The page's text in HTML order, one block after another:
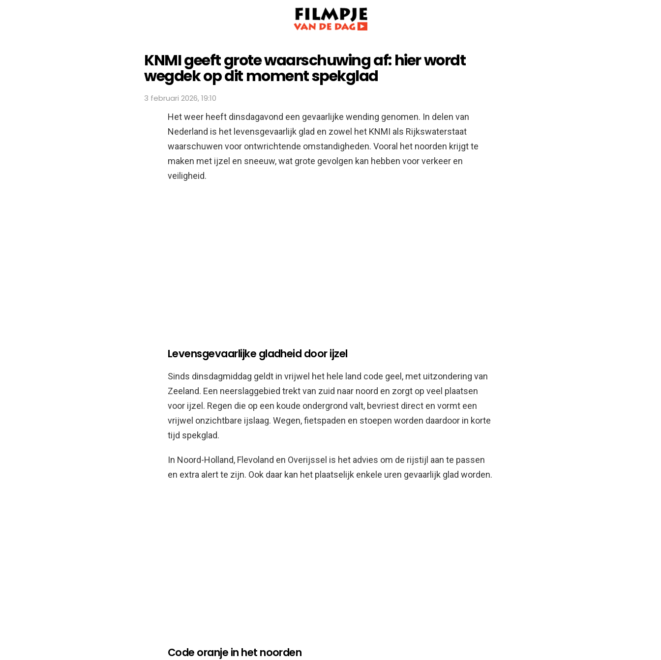
KNMI geeft grote waarschuwing af: hier wordt
wegdek op dit moment spekglad
3 februari 2026, 19:10
Het weer heeft dinsdagavond een gevaarlijke wending genomen. In delen van
Nederland is het levensgevaarlijk glad en zowel het KNMI als Rijkswaterstaat
waarschuwen voor ontwrichtende omstandigheden. Vooral het noorden krijgt te
maken met ijzel en sneeuw, wat grote gevolgen kan hebben voor verkeer en
veiligheid.
Levensgevaarlijke gladheid door ijzel
Sinds dinsdagmiddag geldt in vrijwel het hele land code geel, met uitzondering van
Zeeland. Een neerslaggebied trekt van zuid naar noord en zorgt op veel plaatsen
voor ijzel. Regen die op een koude ondergrond valt, bevriest direct en vormt een
vrijwel onzichtbare ijslaag. Wegen, fietspaden en stoepen worden daardoor in korte
tijd spekglad.
In Noord-Holland, Flevoland en Overijssel is het advies om de rijstijl aan te passen
en extra alert te zijn. Ook daar kan het plaatselijk enkele uren gevaarlijk glad worden.
Code oranje in het noorden